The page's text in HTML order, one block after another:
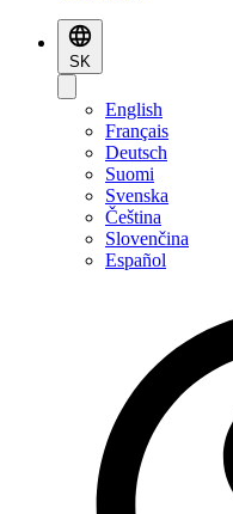
SK
English
Français
Deutsch
Suomi
Svenska
Čeština
Slovenčina
Español